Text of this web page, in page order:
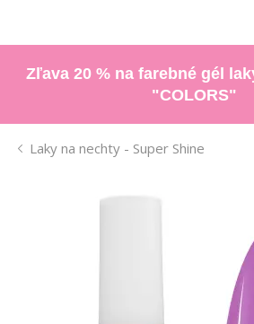
Zľava 20 % na farebné gél
"COLORS"
Laky na nechty - Super Shine